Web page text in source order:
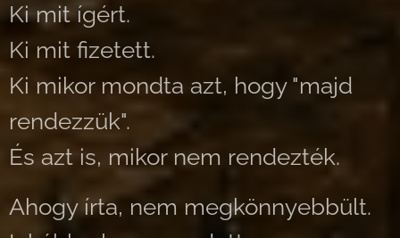
Ki mit ígért.
Ki mit fizetett.
Ki mikor mondta azt, hogy "majd
rendezzük".
És azt is, mikor nem rendezték.
Ahogy írta, nem megkönnyebbült.